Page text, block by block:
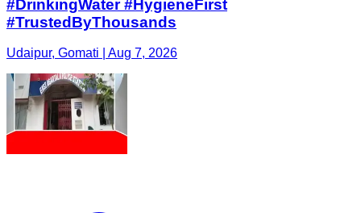
#DrinkingWater #HygieneFirst
#TrustedByThousands
Udaipur, Gomati | Aug 7, 2026